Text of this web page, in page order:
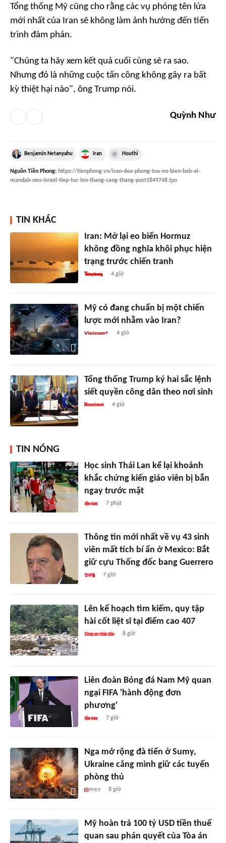
Tổng thống Mỹ cũng cho rằng các vụ phóng tên lửa
mới nhất của Iran sẽ không làm ảnh hưởng đến tiến
trình đàm phán.
"Chúng ta hãy xem kết quả cuối cùng sẽ ra sao.
Nhưng đó là những cuộc tấn công không gây ra bất
kỳ thiệt hại nào", ông Trump nói.
Quỳnh Như
Benjamin Netanyahu Iran Houthi
Nguồn Tiền Phong: https://tienphong.vn/iran-doa-phong-toa-eo-bien-bab-al-
mandab-neu-israel-tiep-tuc-leo-thang-cang-thang-post1849748.tpo
TIN KHÁC
Iran: Mở lại eo biển Hormuz
không đồng nghĩa khôi phục hiện
trạng trước chiến tranh
4 giờ
Mỹ có đang chuẩn bị một chiến
lược mới nhằm vào Iran?
4 giờ
Tổng thống Trump ký hai sắc lệnh
siết quyền công dân theo nơi sinh
4 giờ
TIN NÓNG
Học sinh Thái Lan kể lại khoảnh
khắc chứng kiến giáo viên bị bắn
ngay trước mặt
7 phút
Thông tin mới nhất về vụ 43 sinh
viên mất tích bí ẩn ở Mexico: Bắt
giữ cựu Thống đốc bang Guerrero
7 giờ
Lên kế hoạch tìm kiếm, quy tập
hài cốt liệt sĩ tại điểm cao 407
8 giờ
Liên đoàn Bóng đá Nam Mỹ quan
ngại FIFA 'hành động đơn
phương'
7 giờ
Nga mở rộng đà tiến ở Sumy,
Ukraine căng mình giữ các tuyến
phòng thủ
8 giờ
Mỹ hoàn trả 100 tỷ USD tiền thuế
quan sau phán quyết của Tòa án